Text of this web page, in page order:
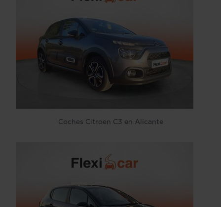
Coches Citroen C3 en Alicante